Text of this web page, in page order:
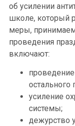
об усилении
школе, который
меры,
проведения
включают:
усиление
системы;
дежурство